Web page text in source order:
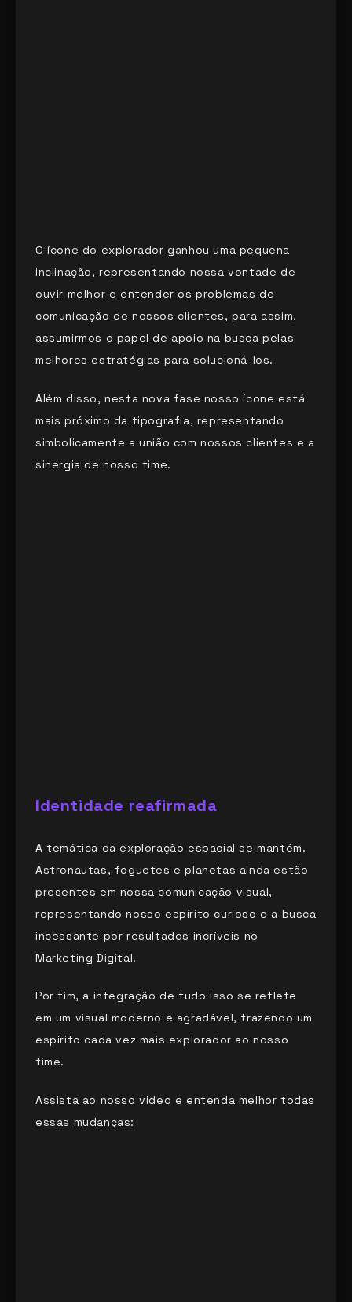
O ícone do explorador ganhou uma pequena
inclinação, representando nossa vontade de
ouvir melhor e entender os problemas de
comunicação de nossos clientes, para assim,
assumirmos o papel de apoio na busca pelas
melhores estratégias para solucioná-los.
Além disso, nesta nova fase nosso ícone está
mais próximo da tipografia, representando
simbolicamente a união com nossos clientes e a
sinergia de nosso time.
Identidade reafirmada
A temática da exploração espacial se mantém.
Astronautas, foguetes e planetas ainda estão
presentes em nossa comunicação visual,
representando nosso espírito curioso e a busca
incessante por resultados incríveis no
Marketing Digital.
Por fim, a integração de tudo isso se reflete
em um visual moderno e agradável, trazendo um
espírito cada vez mais explorador ao nosso
time.
Assista ao nosso video e entenda melhor todas
essas mudanças: